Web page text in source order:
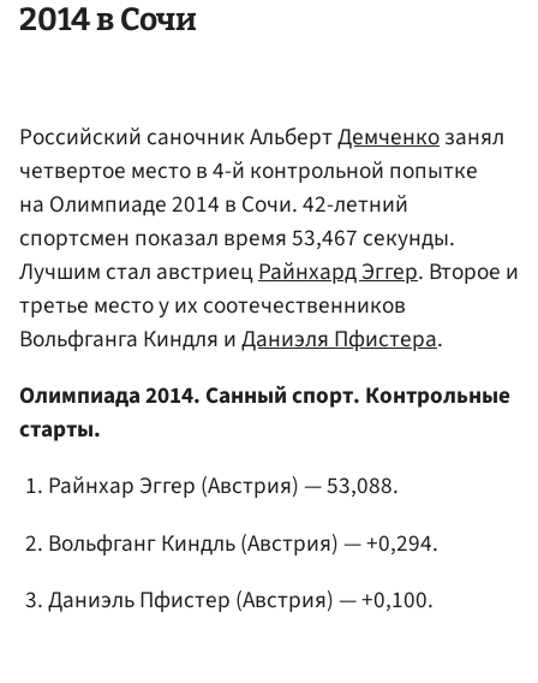
2014 в Сочи
Российский саночник АльбертДемченкозанял
четвертое место в 4-й контрольной попытке
на Олимпиаде 2014 в Сочи. 42-летний
спортсмен показал время 53,467 секунды.
Лучшим стал австриецРайнхард Эггер. Второе и
третье место у их соотечественников
Вольфганга Киндля иДаниэля Пфистера.
Олимпиада 2014. Санный спорт. Контрольные
старты.
Райнхар Эггер (Австрия) — 53,088.
Вольфганг Киндль(Австрия) — +0,294.
Даниэль Пфистер (Австрия) — +0,100.